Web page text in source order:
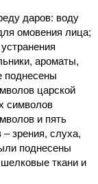
даров: воду
омовения лица;
ароматы,
поднесены
царской
символов
и пять
зрения, слуха,
поднесены
ткани и